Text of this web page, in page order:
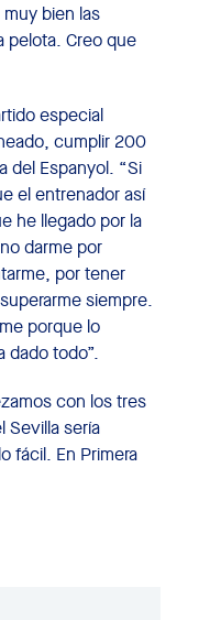
bien las
pelota. Creo que
especial
cumplir 200
del Espanyol. “Si
el entrenador así
he llegado por la
darme por
por tener
siempre.
porque lo
dado todo”.
con los tres
Sevilla sería
fácil. En Primera